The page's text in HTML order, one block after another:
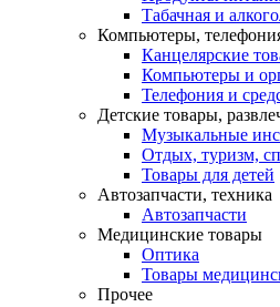
Табачная и
Компьютеры,
Канцелярские
Компьютеры и
Телефония и
Детские товары,
Музыкальные
Отдых, туризм,
Товары для детей
Автозапчасти, техника
Автозапчасти
Медицинские товары
Оптика
Товары
Прочее